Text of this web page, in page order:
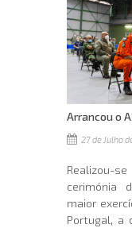
Arrancou o
27 de Julho
Realizou-
cerimónia
maior
Portugal, a